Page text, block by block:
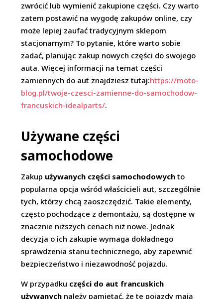
zwrócić lub wymienić zakupione części. Czy warto
zatem postawić na wygodę zakupów online, czy
może lepiej zaufać tradycyjnym sklepom
stacjonarnym? To pytanie, które warto sobie
zadać, planując zakup nowych części do swojego
auta. Więcej informacji na temat części
zamiennych do aut znajdziesz tutaj:https://moto-
blog.pl/twoje-czesci-zamienne-do-samochodow-
francuskich-idealparts/.
Używane części
samochodowe
Zakup używanych części samochodowych to
popularna opcja wśród właścicieli aut, szczególnie
tych, którzy chcą zaoszczędzić. Takie elementy,
często pochodzące z demontażu, są dostępne w
znacznie niższych cenach niż nowe. Jednak
decyzja o ich zakupie wymaga dokładnego
sprawdzenia stanu technicznego, aby zapewnić
bezpieczeństwo i niezawodność pojazdu.
W przypadku części do aut francuskich
używanych należy pamiętać, że te pojazdy mają